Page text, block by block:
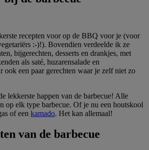
recepten voor op de BBQ voor je (voor
:-)!). Bovendien verdeelde ik ze
bijgerechten, desserts en drankjes, met
als saté, huzarensalade en
ook een paar gerechten waar je zelf niet zo
lekkerste happen van de barbecue! Alle
op elk type barbecue. Of je nu een houtskool
of een kamado. Het kan allemaal!
van de barbecue